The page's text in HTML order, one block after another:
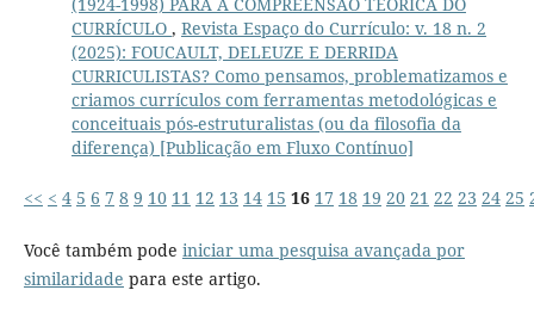
CURRÍCULO , Revista Espaço do Currículo: v. 18 n. 2
(2025): FOUCAULT, DELEUZE E DERRIDA
CURRICULISTAS? Como pensamos, problematizamos e
criamos currículos com ferramentas metodológicas e
conceituais pós-estruturalistas (ou da filosofia da
diferença) [Publicação em Fluxo Contínuo]
<< < 4 5 6 7 8 9 10 11 12 13 14 15 16 17 18 19 20 21 22 23 24 25
Você também pode iniciar uma pesquisa avançada por
similaridade para este artigo.